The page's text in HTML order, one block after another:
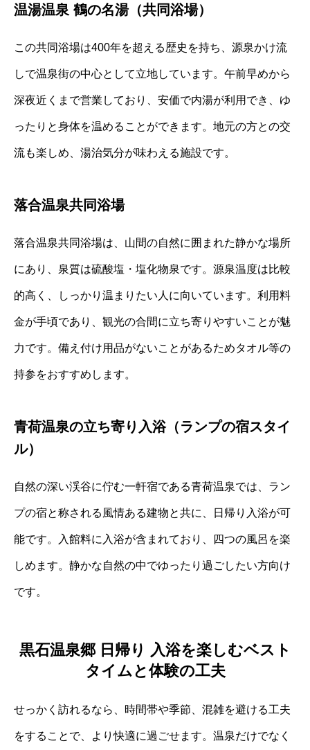
温湯温泉 鶴の名湯（共同浴場）
この共同浴場は400年を超える歴史を持ち、源泉かけ流
しで温泉街の中心として立地しています。午前早めから
深夜近くまで営業しており、安価で内湯が利用でき、ゆ
ったりと身体を温めることができます。地元の方との交
流も楽しめ、湯治気分が味わえる施設です。
落合温泉共同浴場
落合温泉共同浴場は、山間の自然に囲まれた静かな場所
にあり、泉質は硫酸塩・塩化物泉です。源泉温度は比較
的高く、しっかり温まりたい人に向いています。利用料
金が手頃であり、観光の合間に立ち寄りやすいことが魅
力です。備え付け用品がないことがあるためタオル等の
持参をおすすめします。
青荷温泉の立ち寄り入浴（ランプの宿スタイ
ル）
自然の深い渓谷に佇む一軒宿である青荷温泉では、ラン
プの宿と称される風情ある建物と共に、日帰り入浴が可
能です。入館料に入浴が含まれており、四つの風呂を楽
しめます。静かな自然の中でゆったり過ごしたい方向け
です。
黒石温泉郷 日帰り 入浴を楽しむベスト
タイムと体験の工夫
せっかく訪れるなら、時間帯や季節、混雑を避ける工夫
をすることで、より快適に過ごせます。温泉だけでなく